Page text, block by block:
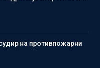
на противпожарни